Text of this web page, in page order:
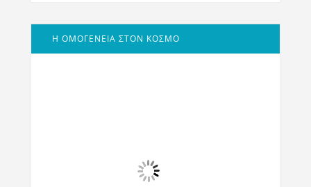
Η ΟΜΟΓΕΝΕΙΑ ΣΤΟΝ ΚΟΣΜΟ